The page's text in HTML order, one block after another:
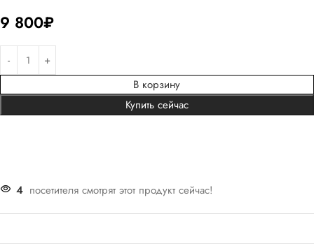
9 800₽
В корзину
Купить сейчас
4 посетителя смотрят этот продукт сейчас!